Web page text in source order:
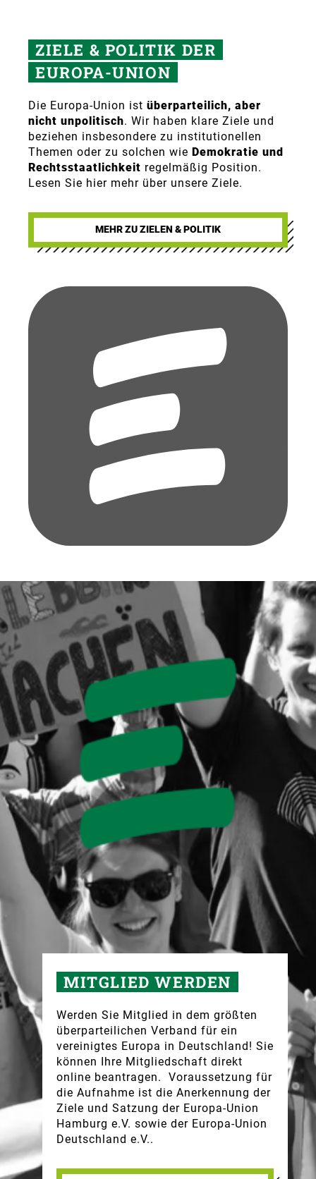
ZIELE & POLITIK DER
EUROPA-UNION
Die Europa-Union ist überparteilich, aber
nicht unpolitisch. Wir haben klare Ziele und
beziehen insbesondere zu institutionellen
Themen oder zu solchen wie Demokratie und
Rechtsstaatlichkeit regelmäßig Position.
Lesen Sie hier mehr über unsere Ziele.
MEHR ZU ZIELEN & POLITIK
MITGLIED WERDEN
Werden Sie Mitglied in dem größten
überparteilichen Verband für ein
vereinigtes Europa in Deutschland! Sie
können Ihre Mitgliedschaft direkt
online beantragen. Voraussetzung für
die Aufnahme ist die Anerkennung der
Ziele und Satzung der Europa-Union
Hamburg e.V. sowie der Europa-Union
Deutschland e.V..